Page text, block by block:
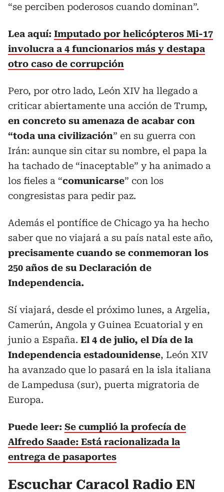
“se perciben poderosos cuando dominan”.
Lea aquí: Imputado por helicópteros Mi-17
involucra a 4 funcionarios más y destapa
otro caso de corrupción
Pero, por otro lado, León XIV ha llegado a
criticar abiertamente una acción de Trump,
en concreto su amenaza de acabar con
“toda una civilización” en su guerra con
Irán: aunque sin citar su nombre, el papa la
ha tachado de “inaceptable” y ha animado a
los fieles a “comunicarse” con los
congresistas para pedir paz.
Además el pontífice de Chicago ya ha hecho
saber que no viajará a su país natal este año,
precisamente cuando se conmemoran los
250 años de su Declaración de
Independencia.
Sí viajará, desde el próximo lunes, a Argelia,
Camerún, Angola y Guinea Ecuatorial y en
junio a España. El 4 de julio, el Día de la
Independencia estadounidense, León XIV
ha avanzado que lo pasará en la isla italiana
de Lampedusa (sur), puerta migratoria de
Europa.
Puede leer: Se cumplió la profecía de
Alfredo Saade: Está racionalizada la
entrega de pasaportes
Escuchar Caracol Radio EN